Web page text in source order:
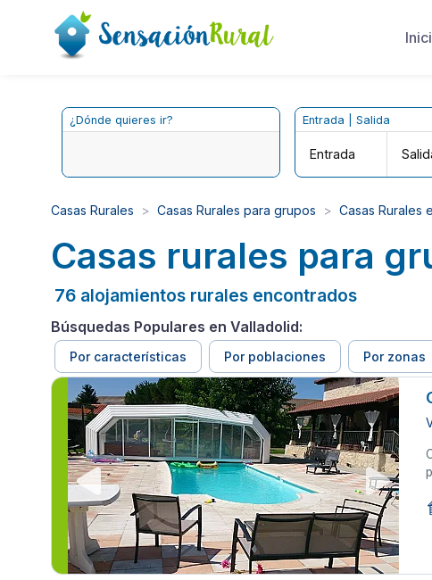
¿Dónde quieres ir? Entrada | Salida
Entrada
Casas Rurales Casas Rurales para grupos Casas Rurales
Casas rurales para
76 alojamientos rurales encontrados
Búsquedas Populares en Valladolid:
Por características Por poblaciones Por zonas